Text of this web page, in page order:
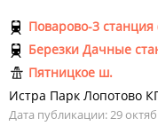
Поварово-3
Березки Дачные
Пятницкое ш.
Истра Парк Лопотово
Дата публикации: 29